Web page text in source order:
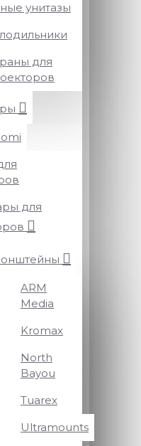
унитазы
для
для
ARM
Media
Kromax
North
Bayou
Tuarex
Ultramounts